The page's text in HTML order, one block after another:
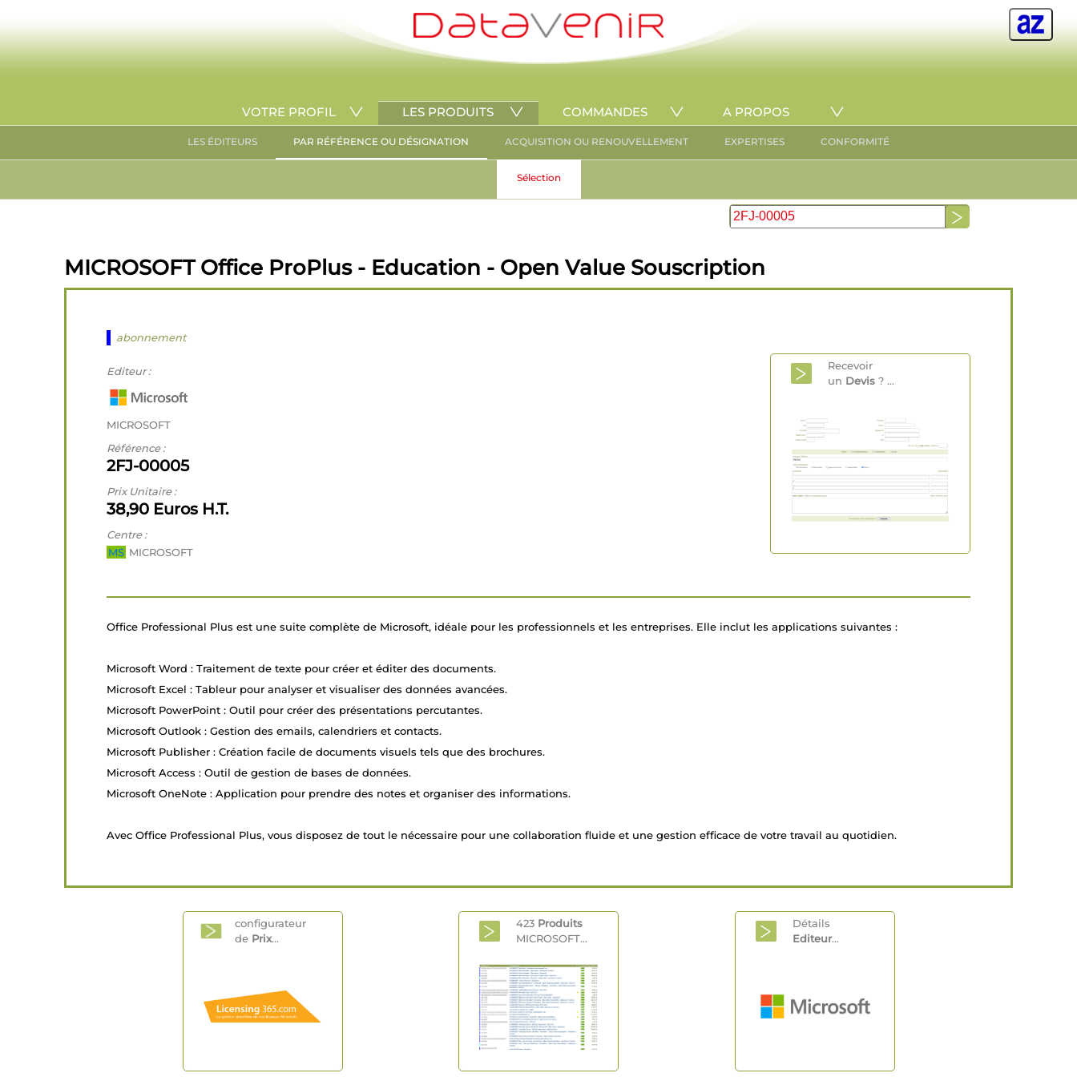
VOTRE PROFIL LES PRODUITS COMMANDES A PROPOS
LES ÉDITEURS PAR RÉFÉRENCE OU DÉSIGNATION ACQUISITION OU RENOUVELLEMENT EXPERTISES CONFORMITÉ
Sélection
MICROSOFT Office ProPlus - Education - Open Value Souscription
abonnement
Editeur :
MICROSOFT
Référence :
2FJ-00005
Prix Unitaire :
38,90 Euros H.T.
Centre :
MS MICROSOFT
Recevoir
un Devis ? ...
Office Professional Plus est une suite complète de Microsoft, idéale pour les professionnels et les entreprises. Elle inclut les applications suivantes :
Microsoft Word : Traitement de texte pour créer et éditer des documents.
Microsoft Excel : Tableur pour analyser et visualiser des données avancées.
Microsoft PowerPoint : Outil pour créer des présentations percutantes.
Microsoft Outlook : Gestion des emails, calendriers et contacts.
Microsoft Publisher : Création facile de documents visuels tels que des brochures.
Microsoft Access : Outil de gestion de bases de données.
Microsoft OneNote : Application pour prendre des notes et organiser des informations.
Avec Office Professional Plus, vous disposez de tout le nécessaire pour une collaboration fluide et une gestion efficace de votre travail au quotidien.
configurateur
de Prix...
423 Produits
MICROSOFT...
Détails
Editeur...